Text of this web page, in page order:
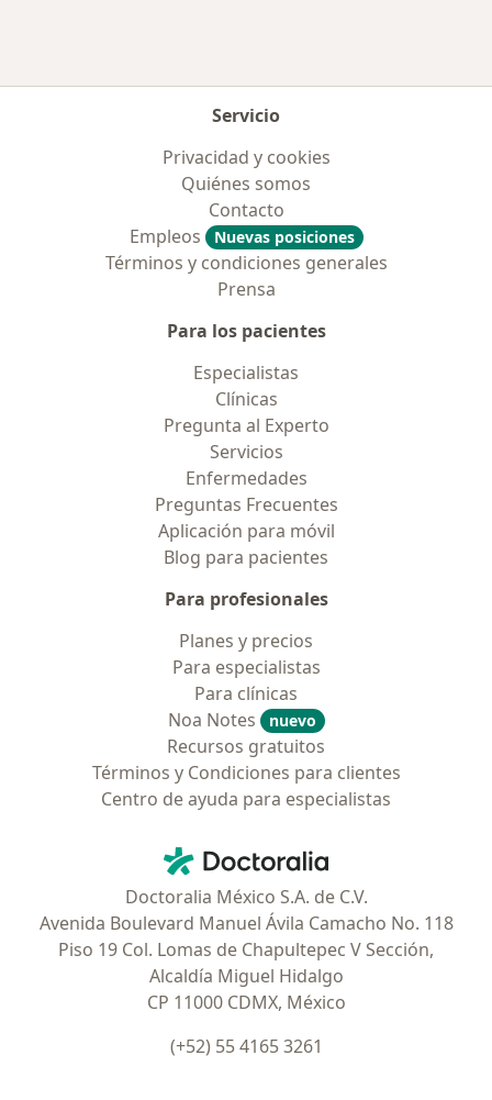
Servicio
Privacidad y cookies
Quiénes somos
Contacto
Empleos
Nuevas posiciones
Términos y condiciones generales
Prensa
Para los pacientes
Especialistas
Clínicas
Pregunta al Experto
Servicios
Enfermedades
Preguntas Frecuentes
Aplicación para móvil
Blog para pacientes
Para profesionales
Planes y precios
Para especialistas
Para clínicas
Noa Notes
nuevo
Recursos gratuitos
Términos y Condiciones para clientes
Centro de ayuda para especialistas
Doctoralia - Página de inicio
Doctoralia México S.A. de C.V.
Avenida Boulevard Manuel Ávila Camacho No. 118
Piso 19 Col. Lomas de Chapultepec V Sección,
Alcaldía Miguel Hidalgo
CP 11000 CDMX, México
(+52) 55 4165 3261